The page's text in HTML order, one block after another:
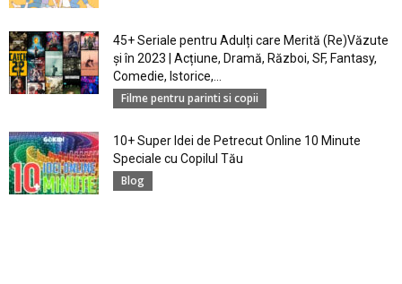
45+ Seriale pentru Adulți care Merită (Re)Văzute
și în 2023 | Acțiune, Dramă, Război, SF, Fantasy,
Comedie, Istorice,...
Filme pentru parinti si copii
10+ Super Idei de Petrecut Online 10 Minute
Speciale cu Copilul Tău
Blog